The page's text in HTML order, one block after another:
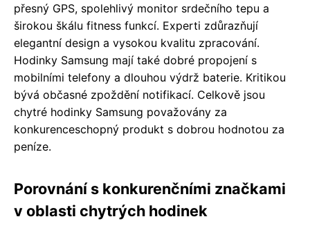
přesný GPS, spolehlivý monitor srdečního tepu a
širokou škálu fitness funkcí. Experti zdůrazňují
elegantní design a vysokou kvalitu zpracování.
Hodinky Samsung mají také dobré propojení s
mobilními telefony a dlouhou výdrž baterie. Kritikou
bývá občasné zpoždění notifikací. Celkově jsou
chytré hodinky Samsung považovány za
konkurenceschopný produkt s dobrou hodnotou za
peníze.
Porovnání s konkurenčními značkami
v oblasti chytrých hodinek